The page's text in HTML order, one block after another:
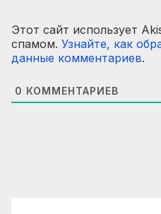
Этот сайт использует
спамом. Узнайте, как
данные комментариев.
0 КОММЕНТАРИЕВ